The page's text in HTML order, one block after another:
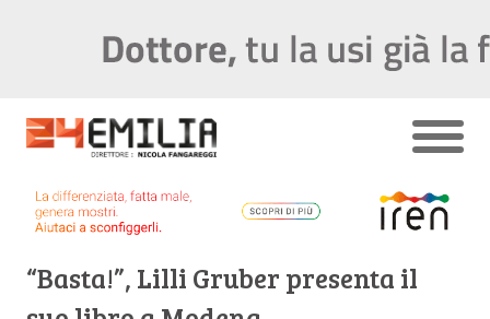
“Basta!”, Lilli Gruber presenta il